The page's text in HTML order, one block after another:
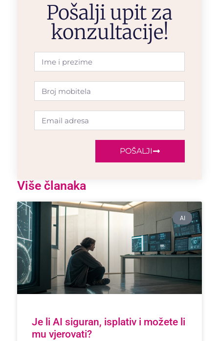
Pošalji upit za
konzultacije!
POŠALJI
Više članaka
AI
Je li AI siguran, isplativ i možete li
mu vjerovati?